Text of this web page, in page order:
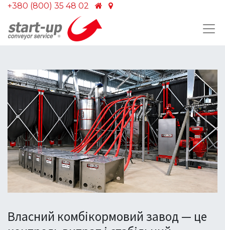
+380 (800) 35 48 02
Власний комбікормовий завод — це